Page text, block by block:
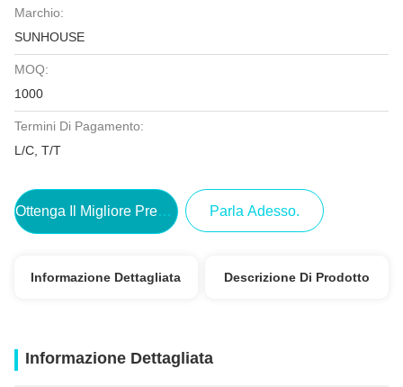
Marchio:
SUNHOUSE
MOQ:
1000
Termini Di Pagamento:
L/C, T/T
Ottenga Il Migliore Prezzo Parla Adesso.
Informazione Dettagliata Descrizione Di Prodotto
Informazione Dettagliata